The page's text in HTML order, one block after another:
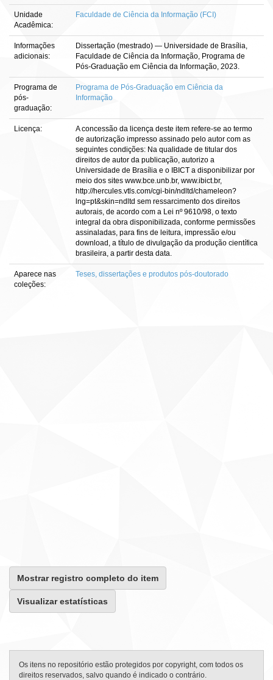
Unidade
Acadêmica:
Faculdade de Ciência da Informação (FCI)
Informações
adicionais:
Dissertação (mestrado) — Universidade de Brasília,
Faculdade de Ciência da Informação, Programa de
Pós-Graduação em Ciência da Informação, 2023.
Programa de
pós-
graduação:
Programa de Pós-Graduação em Ciência da
Informação
Licença:
A concessão da licença deste item refere-se ao termo
de autorização impresso assinado pelo autor com as
seguintes condições: Na qualidade de titular dos
direitos de autor da publicação, autorizo a
Universidade de Brasília e o IBICT a disponibilizar por
meio dos sites www.bce.unb.br, www.ibict.br,
http://hercules.vtls.com/cgi-bin/ndltd/chameleon?
lng=pt&skin=ndltd sem ressarcimento dos direitos
autorais, de acordo com a Lei nº 9610/98, o texto
integral da obra disponibilizada, conforme permissões
assinaladas, para fins de leitura, impressão e/ou
download, a título de divulgação da produção científica
brasileira, a partir desta data.
Aparece nas
coleções:
Teses, dissertações e produtos pós-doutorado
Mostrar registro completo do item
Visualizar estatísticas
Os itens no repositório estão protegidos por copyright, com todos os
direitos reservados, salvo quando é indicado o contrário.